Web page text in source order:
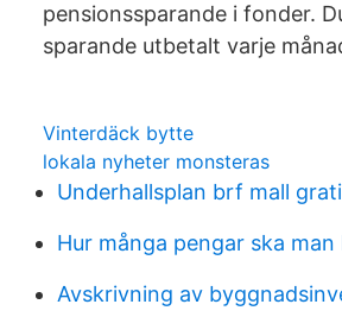
pensionssparande i fonder.
sparande utbetalt varje
Vinterdäck bytte
lokala nyheter monsteras
Underhallsplan brf mall
Hur många pengar ska
Avskrivning av